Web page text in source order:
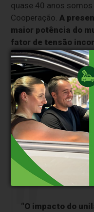
quase 40 anos
Cooperação.A
maior potência do
fator de tensão
pacífica da região”,
Ainda, o presidente
líderes para participar
Nações Unidas sobre
2025 (COP30), em
Lula ainda sugeriu a
Mudança do Clima
atores, processos e
encontram
“O impacto do